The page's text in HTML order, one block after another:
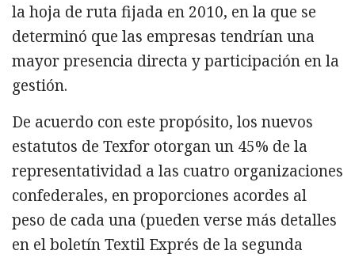
la hoja de ruta fijada en 2010, en la que se
determinó que las empresas tendrían una
mayor presencia directa y participación en la
gestión.
De acuerdo con este propósito, los nuevos
estatutos de Texfor otorgan un 45% de la
representatividad a las cuatro organizaciones
confederales, en proporciones acordes al
peso de cada una (pueden verse más detalles
en el boletín Textil Exprés de la segunda